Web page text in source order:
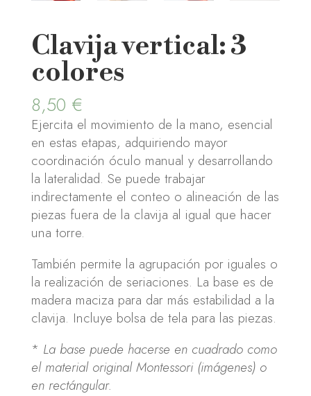
Clavija vertical: 3
colores
8,50 €
Ejercita el movimiento de la mano, esencial
en estas etapas, adquiriendo mayor
coordinación óculo manual y desarrollando
la lateralidad. Se puede trabajar
indirectamente el conteo o alineación de las
piezas fuera de la clavija al igual que hacer
una torre.
También permite la agrupación por iguales o
la realización de seriaciones. La base es de
madera maciza para dar más estabilidad a la
clavija. Incluye bolsa de tela para las piezas.
* La base puede hacerse en cuadrado como
el material original Montessori (imágenes) o
en rectángular.